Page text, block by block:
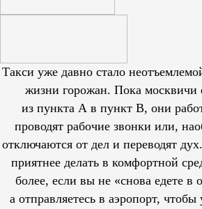
Такси уже давно стало
жизни горожан. Пока москвичи
из пункта А в пункт В, они
проводят рабочие звонки или,
отключаются от дел и переводят
приятнее делать в комфортной
более, если вы не «снова едете в
а отправляетесь в аэропорт, чтобы